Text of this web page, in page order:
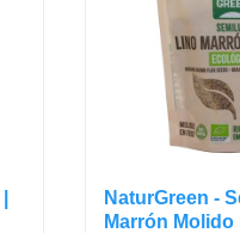
NaturGreen -
Marrón Molido